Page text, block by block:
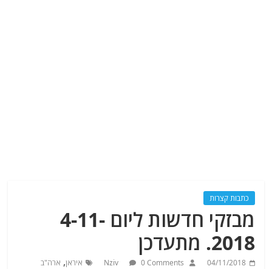
כתבות קצרות
מבזקי חדשות ליום 4-11-
2018. מתעדכן
04/11/2018
Nziv 0 Comments איראן, ארה"ב